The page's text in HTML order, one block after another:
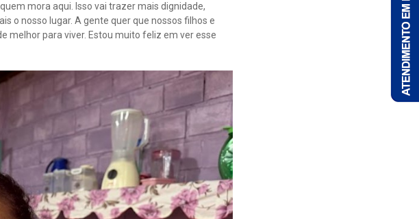
mora aqui. Isso vai trazer mais dignidade,
o nosso lugar. A gente quer que nossos filhos e
melhor para viver. Estou muito feliz em ver esse